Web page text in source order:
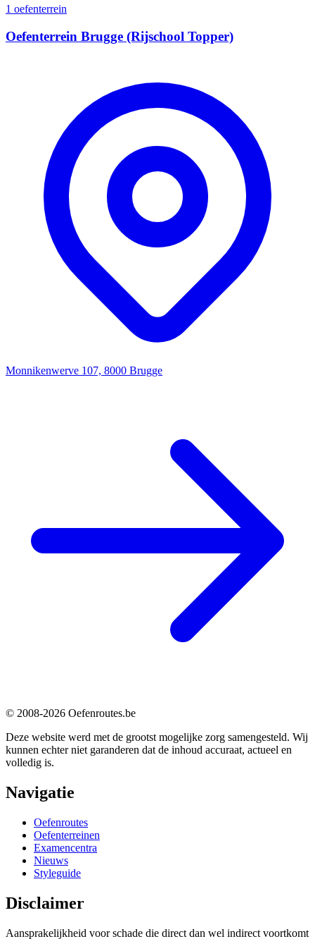
1 oefenterrein
Oefenterrein Brugge (Rijschool Topper)
Monnikenwerve 107, 8000 Brugge
© 2008-2026 Oefenroutes.be
Deze website werd met de grootst mogelijke zorg samengesteld. Wij
kunnen echter niet garanderen dat de inhoud accuraat, actueel en
volledig is.
Navigatie
Oefenroutes
Oefenterreinen
Examencentra
Nieuws
Styleguide
Disclaimer
Aansprakelijkheid voor schade die direct dan wel indirect voortkomt